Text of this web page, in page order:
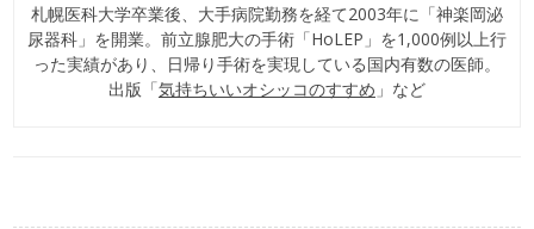
札幌医科大学卒業後、大手病院勤務を経て2003年に「神楽岡泌
尿器科」を開業。前立腺肥大の手術「HoLEP」を1,000例以上行
った実績があり、日帰り手術を実現している国内有数の医師。
出版「気持ちいいオシッコのすすめ 」など